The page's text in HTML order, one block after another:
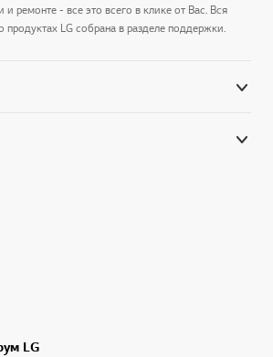
ремонте - все это всего в клике от Вас. Вся
LG собрана в разделе поддержки.
LG